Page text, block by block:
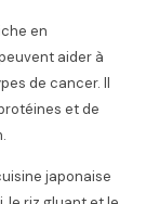
en
aider à
de cancer. Il
et de
japonaise